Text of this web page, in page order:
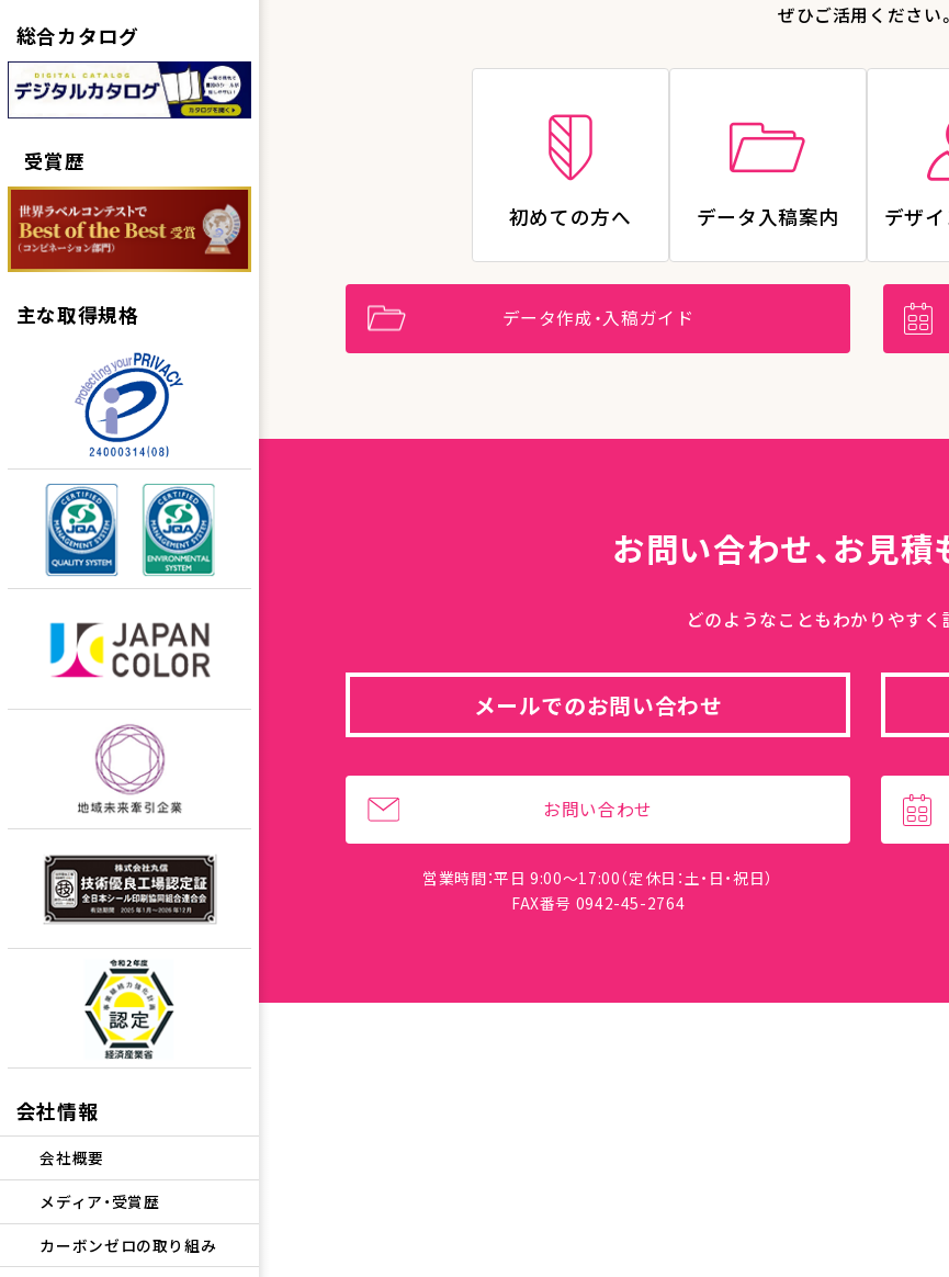
総合カタログ
受賞歴
主な取得規格
会社情報
会社概要
メディア・受賞歴
カーボンゼロの取り組み
ぜひご活用ください。
初めての方へ データ入稿案内 デザ
データ作成・入稿ガイド
お問い合わせ、お見積
どのようなこともわかりやすく
メールでのお問い合わせ
お問い合わせ
営業時間：平日 9:00～17:00（定休日：土・日・祝日）
FAX番号 0942-45-2764